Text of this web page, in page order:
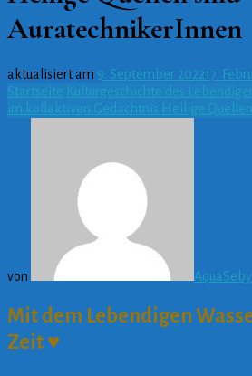
AuratechnikerInnen
aktualisiert am 9. September 202217.
Startseite Kulturgeschichte des
im kollektiven Gedächtnis Heilige
von AquaSeby
Mit dem Lebendigen
Zeit ♥